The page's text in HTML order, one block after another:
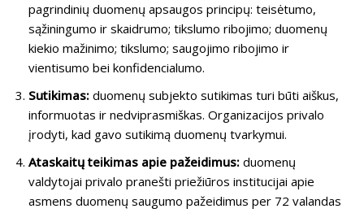
pagrindinių duomenų apsaugos principų: teisėtumo,
sąžiningumo ir skaidrumo; tikslumo ribojimo; duomenų
kiekio mažinimo; tikslumo; saugojimo ribojimo ir
vientisumo bei konfidencialumo.
Sutikimas: duomenų subjekto sutikimas turi būti aiškus,
informuotas ir nedviprasmiškas. Organizacijos privalo
įrodyti, kad gavo sutikimą duomenų tvarkymui.
Ataskaitų teikimas apie pažeidimus: duomenų
valdytojai privalo pranešti priežiūros institucijai apie
asmens duomenų saugumo pažeidimus per 72 valandas